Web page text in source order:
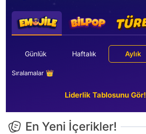
Günlük Haftalık Aylık
Sıralamalar 👑
Liderlik Tablosunu Gör!
En Yeni İçerikler!